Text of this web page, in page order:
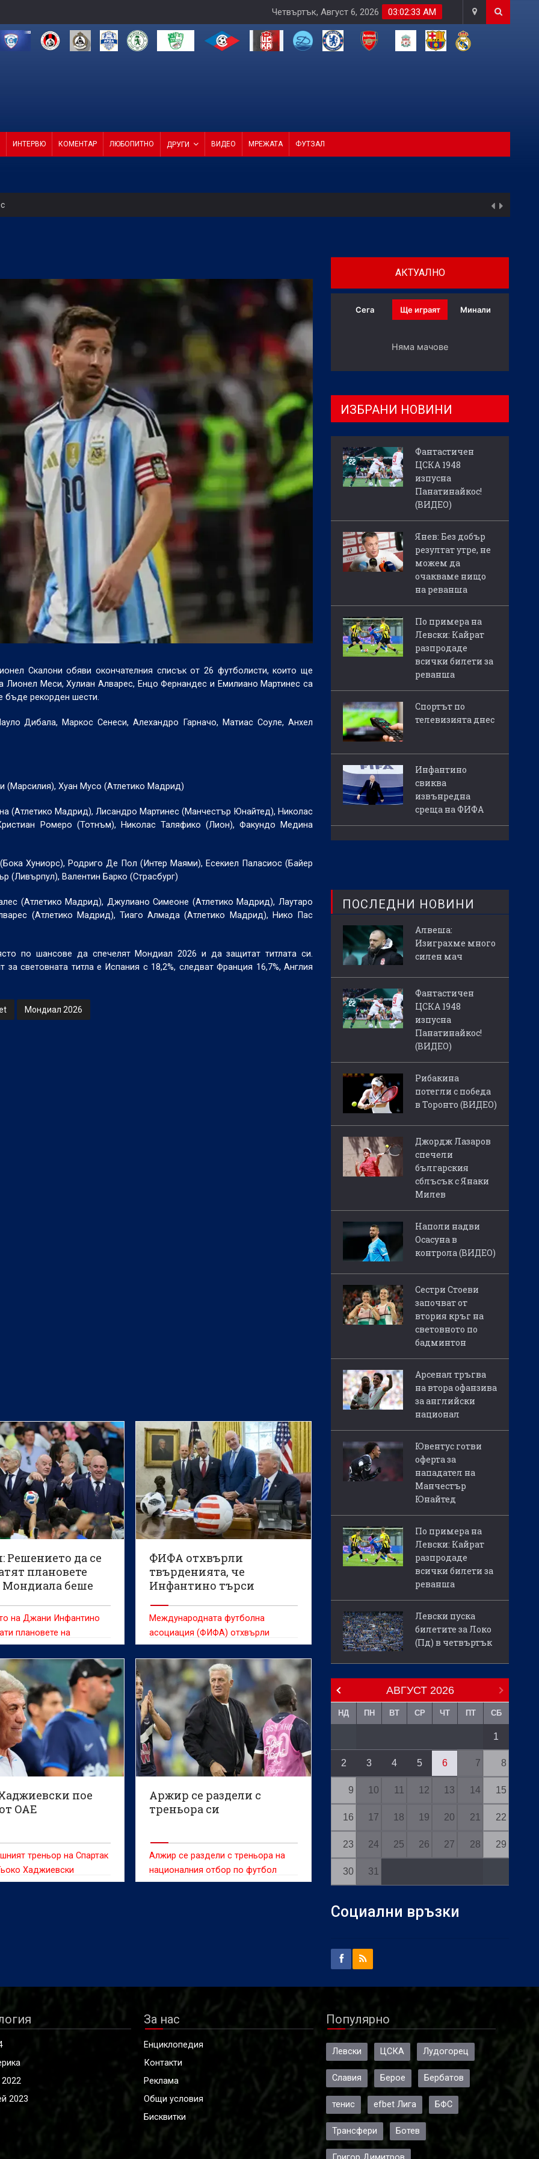
03:02:35 AM
Четвъртък, Август 6, 2026
ИНТЕРВЮ КОМЕНТАР ЛЮБОПИТНО ДРУГИ ВИДЕО МРЕЖАТА ФУТЗАЛ
Панатинайкос! (ВИДЕО)
не можем да очакваме нищо на реванша
разпродаде всички билети за реванша
Скалони обяви окончателния списък от 26 футболисти, които ще
Лионел Меси, Хулиан Алварес, Енцо Фернандес и Емилиано Мартинес са
бъде рекорден шести.
Дибала, Маркос Сенеси, Алехандро Гарначо, Матиас Соуле, Анхел
(Марсилия), Хуан Мусо (Атлетико Мадрид)
(Атлетико Мадрид), Лисандро Мартинес (Манчестър Юнайтед), Николас
Ромеро (Тотнъм), Николас Таляфико (Лион), Факундо Медина
Хуниорс), Родриго Де Пол (Интер Маями), Есекиел Паласиос (Байер
(Ливърпул), Валентин Барко (Страсбург)
(Атлетико Мадрид), Джулиано Симеоне (Атлетико Мадрид), Лаутаро
(Атлетико Мадрид), Тиаго Алмада (Атлетико Мадрид), Нико Пас
по шансове да спечелят Мондиал 2026 и да защитат титлата си.
световната титла е Испания с 18,2%, следват Франция 16,7%, Англия
Мондиал 2026
Решението да се
плановете
Мондиала беше
на Джани Инфантино
плановете на
футболна
(ФИФА) за продажба на
дялове на световни
"бе напълно
и отвъд въпрос",
е легендарният
Венгер.
ФИФА отхвърли
твърденията, че
Инфантино търси
Международната футболна
асоциация (ФИФА) отхвърли
медийните спекулации, че
президентът й Джани Инфантино
търси помощ от американския
държавен глава Доналд Тръмп в
опит да спаси поста си.
пое
ОАЕ
треньор на Спартак
Хаджиевски
днес в столицата на
Аржир се раздели с
треньора си
Алжир се раздели с треньора на
националния отбор по футбол
Владимр Петкович късно снощи,
финалите.
АКТУАЛНО
Сега Ще играят Минали
Няма мачове
ИЗБРАНИ НОВИНИ
Фантастичен
ЦСКА 1948
изпусна
Панатинайкос!
(ВИДЕО)
Янев: Без добър
резултат утре, не
можем да
очакваме нищо
на реванша
По примера на
Левски: Кайрат
разпродаде
всички билети за
реванша
Спортът по
телевизията днес
Инфантино
свиква
извънредна
среща на ФИФА
ПОСЛЕДНИ НОВИНИ
Алвеша:
Изиграхме много
силен мач
Фантастичен
ЦСКА 1948
изпусна
Панатинайкос!
(ВИДЕО)
Рибакина
потегли с победа
в Торонто (ВИДЕО)
Джордж Лазаров
спечели
българския
сблъсък с Янаки
Милев
Наполи надви
Осасуна в
контрола (ВИДЕО)
Сестри Стоеви
започват от
втория кръг на
световното по
бадминтон
Арсенал тръгва
на втора офанзива
за английски
национал
Ювентус готви
оферта за
нападател на
Манчестър
Юнайтед
По примера на
Левски: Кайрат
разпродаде
всички билети за
реванша
Левски пуска
билетите за Локо
(Пд) в четвъртък
АВГУСТ 2026
НД ПН ВТ СР ЧТ ПТ СБ
1
2 3 4 5 6 7 8
9 10 11 12 13 14 15
16 17 18 19 20 21 22
23 24 25 26 27 28 29
30 31
Социални връзки
2023
За нас
Енциклопедия
Контакти
Реклама
Общи условия
Бисквитки
Популярно
Левски ЦСКА Лудогорец
Славия Берое Бербатов
тенис efbet Лига БФС
Трансфери Ботев